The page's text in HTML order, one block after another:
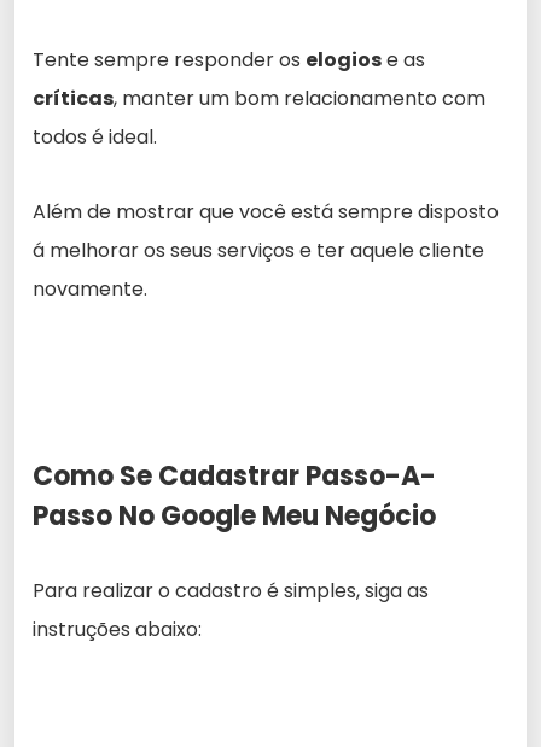
Tente sempre responder os elogiose as
críticas, manter um bom relacionamento com
todos é ideal.
Além de mostrar que você está sempre disposto
á melhorar os seus serviços e ter aquele cliente
novamente.
Como Se Cadastrar Passo-A-
Passo No Google Meu Negócio
Para realizar o cadastro é simples, siga as
instruções abaixo: